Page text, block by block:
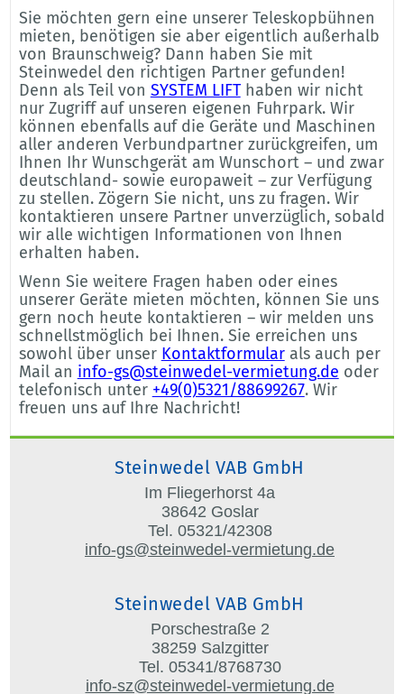
Sie möchten gern eine unserer Teleskopbühnen
mieten, benötigen sie aber eigentlich außerhalb
von Braunschweig? Dann haben Sie mit
Steinwedel den richtigen Partner gefunden!
Denn als Teil von SYSTEM LIFThaben wir nicht
nur Zugriff auf unseren eigenen Fuhrpark. Wir
können ebenfalls auf die Geräte und Maschinen
aller anderen Verbundpartner zurückgreifen, um
Ihnen Ihr Wunschgerät am Wunschort – und zwar
deutschland- sowie europaweit – zur Verfügung
zu stellen. Zögern Sie nicht, uns zu fragen. Wir
kontaktieren unsere Partner unverzüglich, sobald
wir alle wichtigen Informationen von Ihnen
erhalten haben.
Wenn Sie weitere Fragen haben oder eines
unserer Geräte mieten möchten, können Sie uns
gern noch heute kontaktieren – wir melden uns
schnellstmöglich bei Ihnen. Sie erreichen uns
sowohl über unser Kontaktformularals auch per
Mail an info-gs@steinwedel-vermietung.de oder
telefonisch unter +49(0)5321/88699267. Wir
freuen uns auf Ihre Nachricht!
Steinwedel VAB GmbH
Im Fliegerhorst 4a
38642 Goslar
Tel. 05321/42308
info-gs@steinwedel-vermietung.de
Steinwedel VAB GmbH
Porschestraße 2
38259 Salzgitter
Tel. 05341/8768730
info-sz@steinwedel-vermietung.de